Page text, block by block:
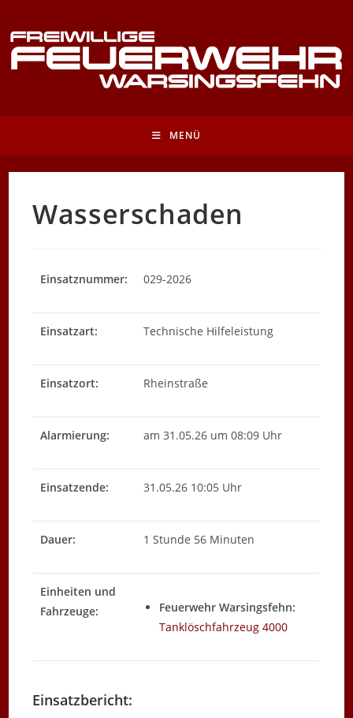
Inhalt
springen
MENÜ
Wasserschaden
Einsatznummer: 029-2026
Einsatzart: Technische Hilfeleistung
Einsatzort: Rheinstraße
Alarmierung: am 31.05.26 um 08:09 Uhr
Einsatzende: 31.05.26 10:05 Uhr
Dauer: 1 Stunde 56 Minuten
Einheiten und
Fahrzeuge:
Feuerwehr Warsingsfehn:
Tanklöschfahrzeug 4000
Einsatzbericht: